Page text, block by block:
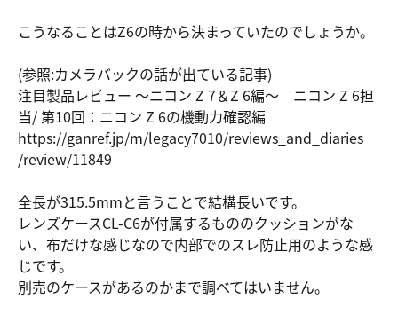
こうなることはZ6の時から決まっていたのでしょうか。
(参照:カメラバックの話が出ている記事)
注目製品レビュー ～ニコン Z 7＆Z 6編～ ニコン Z 6担
当/ 第10回：ニコン Z 6の機動力確認編
https://ganref.jp/m/legacy7010/reviews_and_diaries
/review/11849
全長が315.5mmと言うことで結構長いです。
レンズケースCL-C6が付属するもののクッションがな
い、布だけな感じなので内部でのスレ防止用のような感
じです。
別売のケースがあるのかまで調べてはいません。